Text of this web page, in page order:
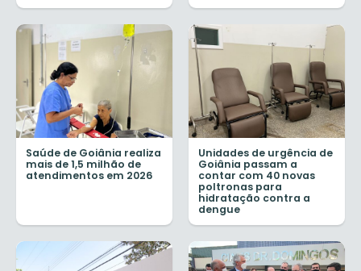
Saúde de Goiânia realiza
mais de 1,5 milhão de
atendimentos em 2026
Unidades de urgência de
Goiânia passam a
contar com 40 novas
poltronas para
hidratação contra a
dengue